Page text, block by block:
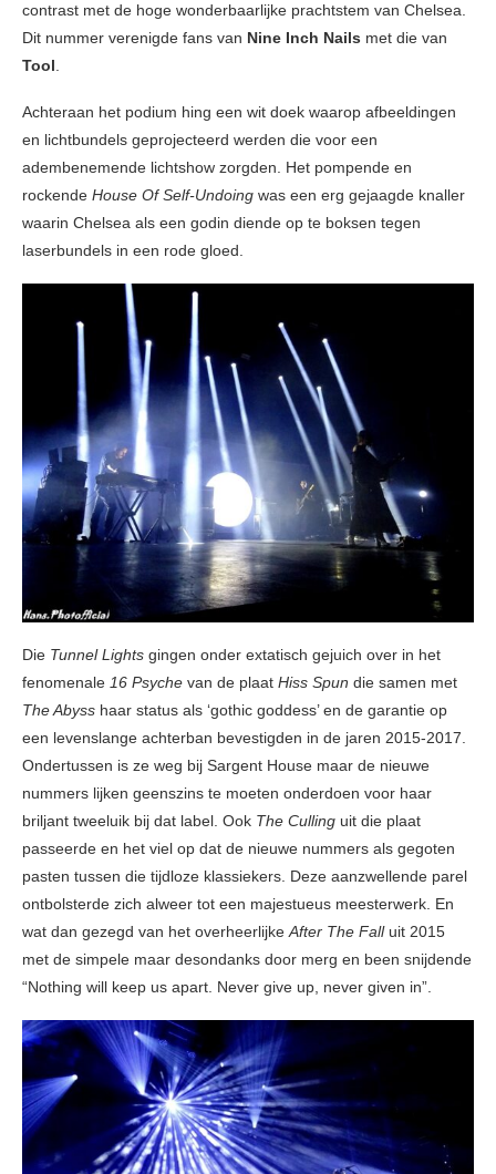
contrast met de hoge wonderbaarlijke prachtstem van Chelsea.
Dit nummer verenigde fans van Nine Inch Nails met die van
Tool
Achteraan het podium hing een wit doek waarop afbeeldingen
en lichtbundels geprojecteerd werden die voor een
adembenemende lichtshow zorgden. Het pompende en
rockende House Of Self-Undoing was een erg gejaagde knaller
waarin Chelsea als een godin diende op te boksen tegen
laserbundels in een rode gloed.
Die Tunnel Lights gingen onder extatisch gejuich over in het
fenomenale 16 Psyche van de plaat Hiss Spun die samen met
The Abyss haar status als ‘gothic goddess’ en de garantie op
een levenslange achterban bevestigden in de jaren 2015-2017.
Ondertussen is ze weg bij Sargent House maar de nieuwe
nummers lijken geenszins te moeten onderdoen voor haar
briljant tweeluik bij dat label. Ook The Culling uit die plaat
passeerde en het viel op dat de nieuwe nummers als gegoten
pasten tussen die tijdloze klassiekers. Deze aanzwellende parel
ontbolsterde zich alweer tot een majestueus meesterwerk. En
wat dan gezegd van het overheerlijkeAfter The Falluit 2015
met de simpele maar desondanks door merg en been snijdende
“Nothing will keep us apart. Never give up, never given in”.